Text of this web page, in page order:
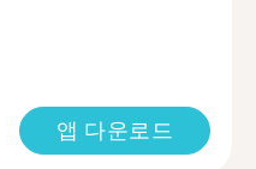
앱 다운로드